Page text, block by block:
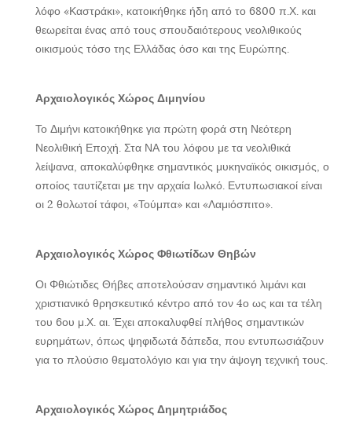
λόφο «Καστράκι», κατοικήθηκε ήδη από το 6800 π.Χ. και
θεωρείται ένας από τους σπουδαιότερους νεολιθικούς
οικισμούς τόσο της Ελλάδας όσο και της Ευρώπης.
Αρχαιολογικός Χώρος Διμηνίου
Το Διμήνι κατοικήθηκε για πρώτη φορά στη Νεότερη
Νεολιθική Εποχή. Στα ΝΑ του λόφου με τα νεολιθικά
λείψανα, αποκαλύφθηκε σημαντικός μυκηναϊκός οικισμός, ο
οποίος ταυτίζεται με την αρχαία Ιωλκό. Εντυπωσιακοί είναι
οι 2 θολωτοί τάφοι, «Τούμπα» και «Λαμιόσπιτο».
Αρχαιολογικός Χώρος Φθιωτίδων Θηβών
Οι Φθιώτιδες Θήβες αποτελούσαν σημαντικό λιμάνι και
χριστιανικό θρησκευτικό κέντρο από τον 4ο ως και τα τέλη
του 6ου μ.Χ. αι. Έχει αποκαλυφθεί πλήθος σημαντικών
ευρημάτων, όπως ψηφιδωτά δάπεδα, που εντυπωσιάζουν
για το πλούσιο θεματολόγιο και για την άψογη τεχνική τους.
Αρχαιολογικός Χώρος Δημητριάδος